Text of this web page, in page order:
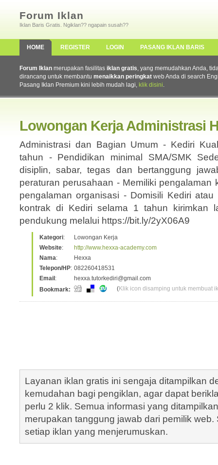
Forum Iklan
Iklan Baris Gratis. Ngiklan?? ngapain susah??
HOME REGISTER LOGIN PASANG IKLAN BARIS
Forum Iklan merupakan fasilitas iklan gratis, yang memudahkan Anda,
dirancang untuk membantu menaikkan peringkat web Anda di search
Pasang Iklan Premium kini lebih mudah lagi, klik disini.
Lowongan Kerja Administrasi
Administrasi dan Bagian Umum - Kediri
tahun - Pendidikan minimal SMA/SMK
disiplin, sabar, tegas dan bertanggung
peraturan perusahaan - Memiliki pengalaman
pengalaman organisasi - Domisili Kediri
kontrak di Kediri selama 1 tahun kirimkan
pendukung melalui https://bit.ly/2yX06A9
Kategori:
Lowongan Kerja
Website:
http://www.hexxa-academy.com
Nama:
Hexxa
Telepon/HP: 082260418531
Email :
hexxa.tutorkediri@gmail.com
Bookmark:
(Klik icon disamping untuk membuat
Layanan iklan gratis ini sengaja ditampilkan
kemudahan bagi pengiklan, agar dapat
perlu 2 klik. Semua informasi yang
merupakan tanggung jawab dari pemilik
setiap iklan yang menjerumuskan.